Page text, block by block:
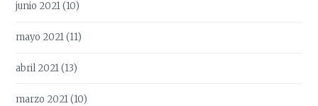
junio 2021(10)
mayo 2021(11)
abril 2021(13)
marzo 2021(10)